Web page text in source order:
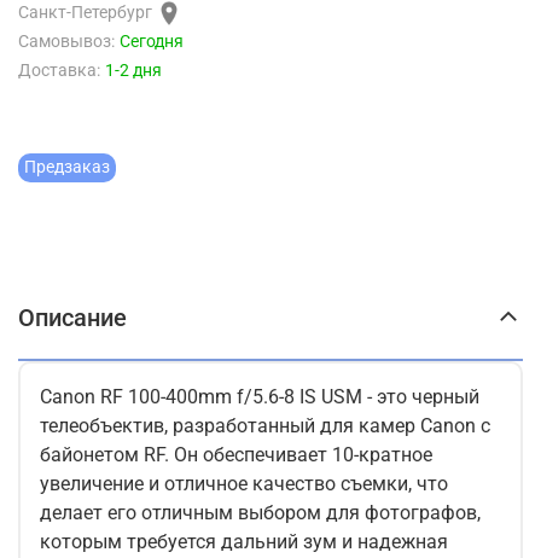
Предзаказ
Санкт-Петербург
Самовывоз: Сегодня
Доставка: 1-2 дня
Описание
Canon RF 100-400mm f/5.6-8 IS USM - это черный
телеобъектив, разработанный для камер Canon с
байонетом RF. Он обеспечивает 10-кратное
увеличение и отличное качество съемки, что
делает его отличным выбором для фотографов,
которым требуется дальний зум и надежная